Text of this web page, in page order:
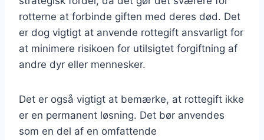
rotterne at forbinde giften med deres død. Det
er dog vigtigt at anvende rottegift ansvarligt for
at minimere risikoen for utilsigtet forgiftning af
andre dyr eller mennesker.
Det er også vigtigt at bemærke, at rottegift ikke
er en permanent løsning. Det bør anvendes
som en del af en omfattende